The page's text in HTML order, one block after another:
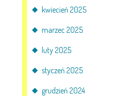
kwiecień 2025
marzec 2025
luty 2025
styczeń 2025
grudzień 2024